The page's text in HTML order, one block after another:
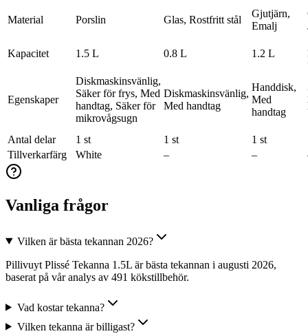
Material Porslin Glas, Rostfritt stål
Gjutjärn,
Emalj
Kapacitet 1.5 L 0.8 L 1.2 L
Egenskaper
Diskmaskinsvänlig,
Säker för frys, Med
handtag, Säker för
mikrovågsugn
Diskmaskinsvänlig,
Med handtag
Handdisk,
Med
handtag
Antal delar 1 st 1 st 1 st
Tillverkarfärg
White – –
Vanliga frågor
Vilken är bästa tekannan 2026?
Pillivuyt Plissé Tekanna 1.5L är bästa tekannan i augusti 2026,
baserat på vår analys av 491 kökstillbehör.
Vad kostar tekanna?
Vilken tekanna är billigast?